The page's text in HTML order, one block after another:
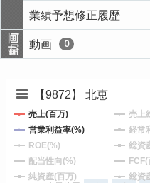
業績予想修正履歴
動画 動画 0
【9872】 北恵
売上(百万) 売上
営業利益率(%)
経常
ROE(%)
総資
配当性向(%)
純資産(百万)
総資